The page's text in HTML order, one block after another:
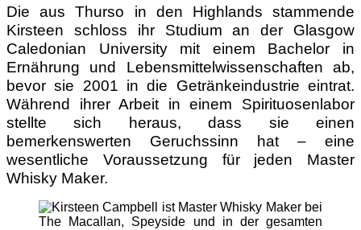
Die aus Thurso in den Highlands stammende
Kirsteen schloss ihr Studium an der Glasgow
Caledonian University mit einem Bachelor in
Ernährung und Lebensmittelwissenschaften ab,
bevor sie 2001 in die Getränkeindustrie eintrat.
Während ihrer Arbeit in einem Spirituosenlabor
stellte sich heraus, dass sie einen
bemerkenswerten Geruchssinn hat – eine
wesentliche Voraussetzung für jeden Master
Whisky Maker.